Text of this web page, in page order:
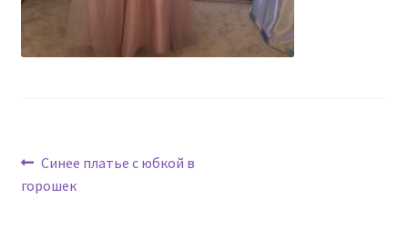
Навигация
по
Предыдущая
запись:
Синее платье с юбкой в
горошек